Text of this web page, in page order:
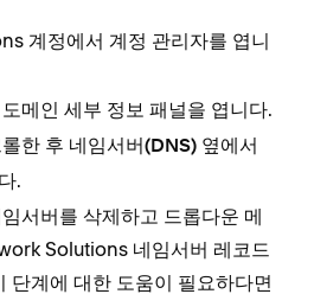
계정에서 계정 관리자를 엽니
도메인 세부 정보 패널을 엽니다.
한 후 네임서버(DNS) 옆에서
.
서버를 삭제하고 드롭다운 메
Solutions 네임서버 레코드
단계에 대한 도움이 필요하다면